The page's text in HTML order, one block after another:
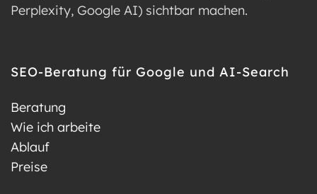
Perplexity, Google AI) sichtbar machen.
SEO-Beratung für Google und AI-Search
Beratung
Wie ich arbeite
Ablauf
Preise